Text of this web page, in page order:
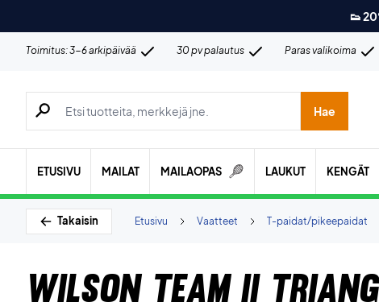
👟
Toimitus: 3-6 arkipäivää 30 pv palautus Paras valikoima
Hae tuotteita, merkkejä jne.
Hae
ETUSIVU MAILAT MAILAOPAS LAUKUT KENGÄT
Takaisin T-paidat/pikeepaidat
Vaatteet
Etusivu
Wilson Team II